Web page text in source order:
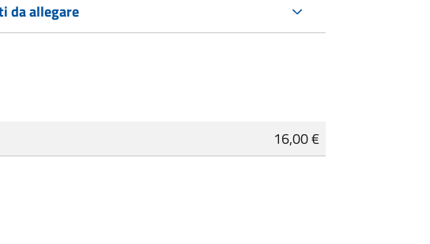
da allegare
16,00 €